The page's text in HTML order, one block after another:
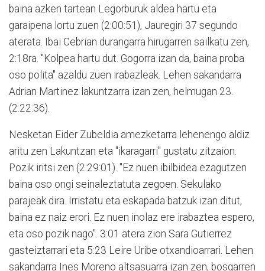
baina azken tartean Legorburuk aldea hartu eta
garaipena lortu zuen (2:00:51), Jauregiri 37 segundo
aterata. Ibai Cebrian durangarra hirugarren sailkatu zen,
2:18ra. "Kolpea hartu dut. Gogorra izan da, baina proba
oso polita" azaldu zuen irabazleak. Lehen sakandarra
Adrian Martinez lakuntzarra izan zen, helmugan 23.
(2:22:36).
Nesketan Eider Zubeldia amezketarra lehenengo aldiz
aritu zen Lakuntzan eta "ikaragarri" gustatu zitzaion.
Pozik iritsi zen (2:29:01). "Ez nuen ibilbidea ezagutzen
baina oso ongi seinaleztatuta zegoen. Sekulako
parajeak dira. Irristatu eta eskapada batzuk izan ditut,
baina ez naiz erori. Ez nuen inolaz ere irabaztea espero,
eta oso pozik nago". 3:01 atera zion Sara Gutierrez
gasteiztarrari eta 5:23 Leire Uribe otxandioarrari. Lehen
sakandarra Ines Moreno altsasuarra izan zen, bosgarren